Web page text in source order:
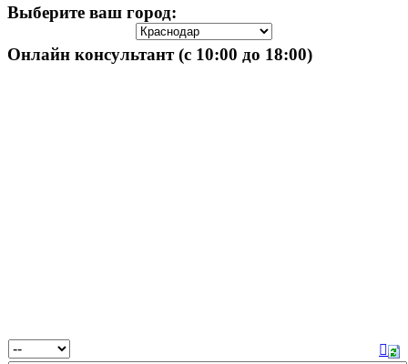
Выберите ваш город:
Онлайн консультант (с 10:00 до 18:00)